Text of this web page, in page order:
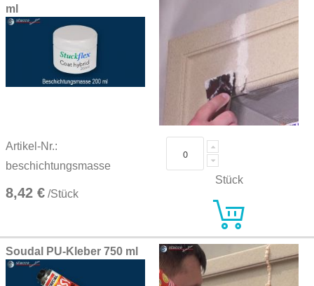
ml
Artikel-Nr.:
beschichtungsmasse
8,42 € /Stück
Stück
Soudal PU-Kleber 750 ml